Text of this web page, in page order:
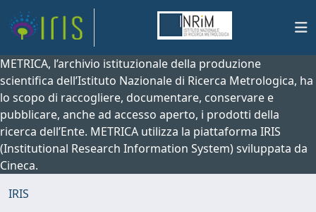
METRICA, l’archivio istituzionale della produzione
scientifica dell’Istituto Nazionale di Ricerca Metrologica, ha
lo scopo di raccogliere, documentare, conservare e
pubblicare, anche ad accesso aperto, i prodotti della
ricerca dell’Ente. METRICA utilizza la piattaforma IRIS
(Institutional Research Information System) sviluppata da
Cineca.
IRIS